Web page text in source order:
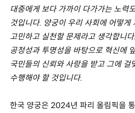
대중에게 보다 가까이 다가가는 노력
것입니다. 양궁이 우리 사회에 어떻게
고민하고 실천할 문제라고 생각합니
공정성과 투명성을 바탕으로 혁신에
국민들의 신뢰와 사랑을 받고 그에 걸
수행해야 할 것입니다.
한국 양궁은 2024년 파리 올림픽을